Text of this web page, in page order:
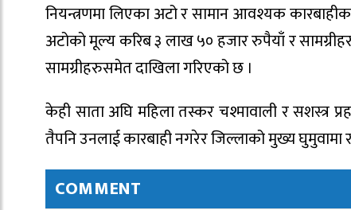
नियन्त्रणमा लिएका अटो र सामान आवश्यक
अटोको मूल्य करिब ३ लाख ५० हजार रुपैयाँ र
सामग्रीहरुसमेत दाखिला गरिएको छ ।
केही साता अघि महिला तस्कर चश्मावाली र सशस्त्र
तैपनि उनलाई कारबाही नगरेर जिल्लाको मुख्य
COMMENT